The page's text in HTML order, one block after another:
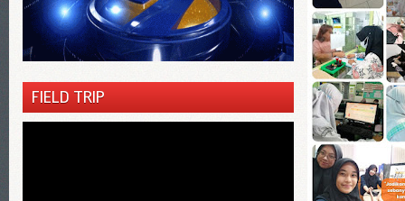
FIELD TRIP